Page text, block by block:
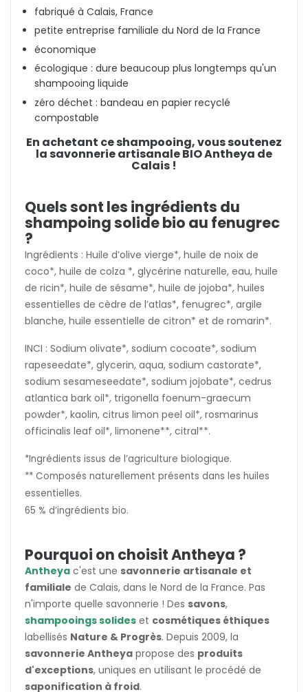
fabriqué à Calais, France
petite entreprise familiale du Nord de la France
économique
écologique : dure beaucoup plus longtemps qu'un
shampooing liquide
zéro déchet : bandeau en papier recyclé
compostable
En achetant ce shampooing, vous soutenez
la savonnerie artisanale BIO Antheya de
Calais !
Quels sont les ingrédients du
shampoing solide bio au fenugrec
?
Ingrédients : Huile d’olive vierge*, huile de noix de
coco*, huile de colza *, glycérine naturelle, eau, huile
de ricin*, huile de sésame*, huile de jojoba*, huiles
essentielles de cèdre de l’atlas*, fenugrec*, argile
blanche, huile essentielle de citron* et de romarin*.
INCI : Sodium olivate*, sodium cocoate*, sodium
rapeseedate*, glycerin, aqua, sodium castorate*,
sodium sesameseedate*, sodium jojobate*, cedrus
atlantica bark oil*, trigonella foenum-graecum
powder*, kaolin, citrus limon peel oil*, rosmarinus
officinalis leaf oil*, limonene**, citral**.
*Ingrédients issus de l’agriculture biologique.
** Composés naturellement présents dans les huiles
essentielles.
65 % d’ingrédients bio.
Pourquoi on choisit Antheya ?
Antheya c'est une savonnerie artisanale et
familiale de Calais, dans le Nord de la France. Pas
n'importe quelle savonnerie ! Des savons,
shampooings solides et cosmétiques éthiques
labellisés Nature & Progrès. Depuis 2009, la
savonnerie Antheya propose des produits
d'exceptions, uniques en utilisant le procédé de
saponification à froid.